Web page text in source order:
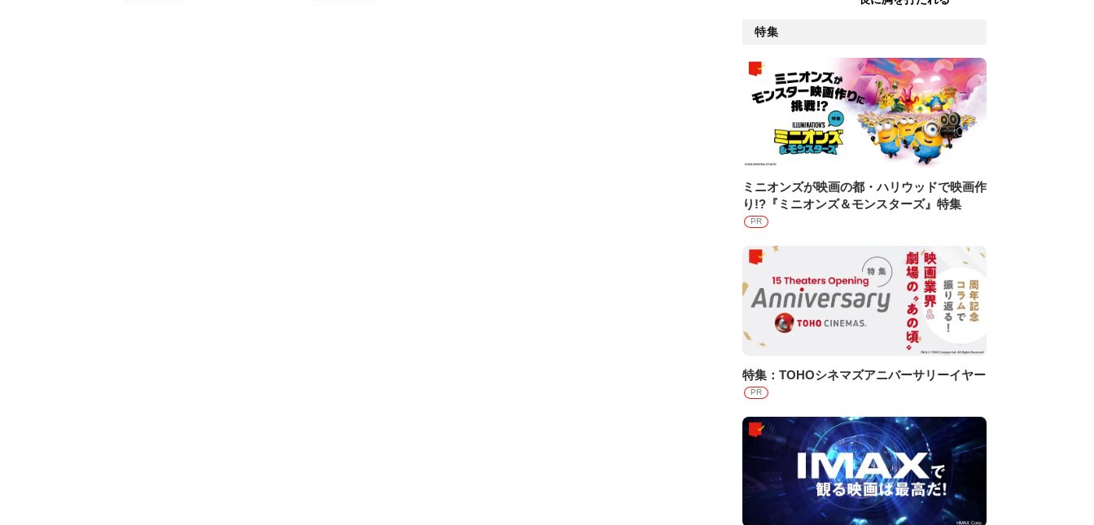
特集
ミニオンズが映画の都・ハリウッドで映画作
り!?『ミニオンズ＆モンスターズ』特集
PR
特集：TOHOシネマズアニバーサリーイヤー
PR